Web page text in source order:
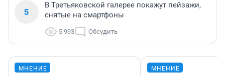
5
В Третьяковской галерее покажут пейзажи,
снятые на смартфоны
5 993 Обсудить
МНЕНИЕ МНЕНИЕ